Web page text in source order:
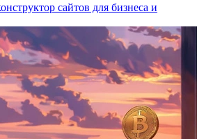
сайтов для бизнеса и